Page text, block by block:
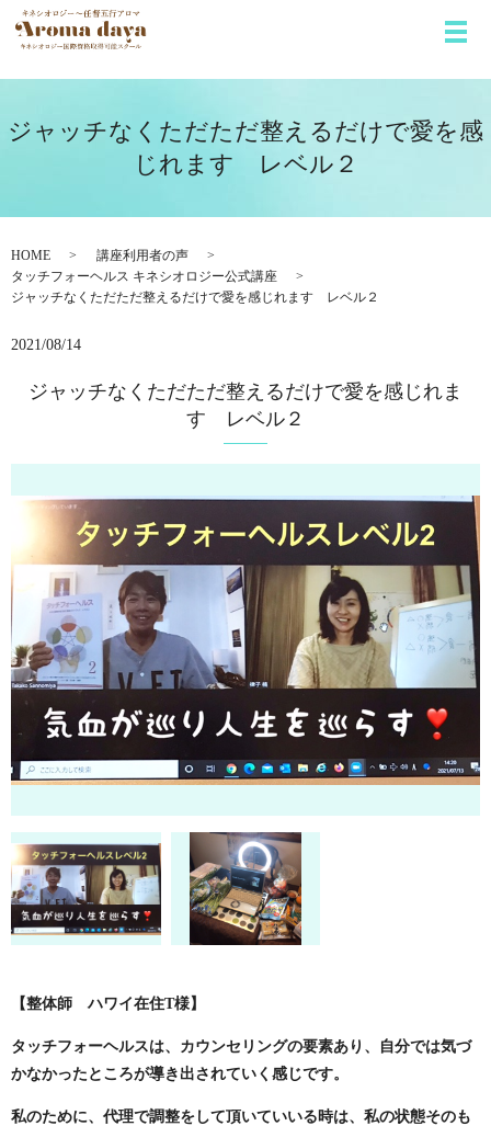
メ
ジャッチなくただただ整えるだけで愛を感
じれます レベル２
HOME
講座利用者の声
タッチフォーヘルス キネシオロジー公式講座
ジャッチなくただただ整えるだけで愛を感じれます レベル２
2021/08/14
ジャッチなくただただ整えるだけで愛を感じれま
す レベル２
【整体師 ハワイ在住T様】
タッチフォーヘルスは、カウンセリングの要素あり、
自分では気づ
かなかったところが導き出されていく感じです。
私のために、代理で調整をして頂いていいる時は、私の状態そのも